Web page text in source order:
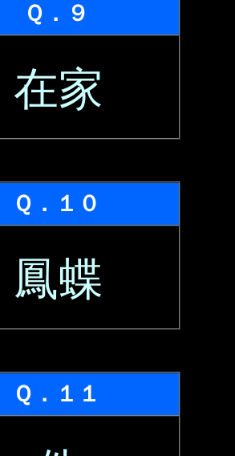
Ｑ．９
在家
Ｑ．１０
鳳蝶
Ｑ．１１